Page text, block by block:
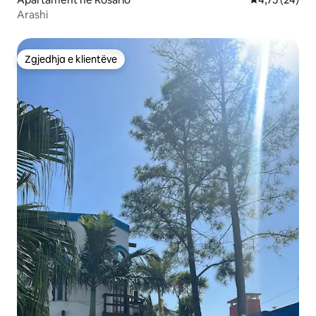
Arashi
Zgjedhja e klientëve
Zgjedhja e klientëve